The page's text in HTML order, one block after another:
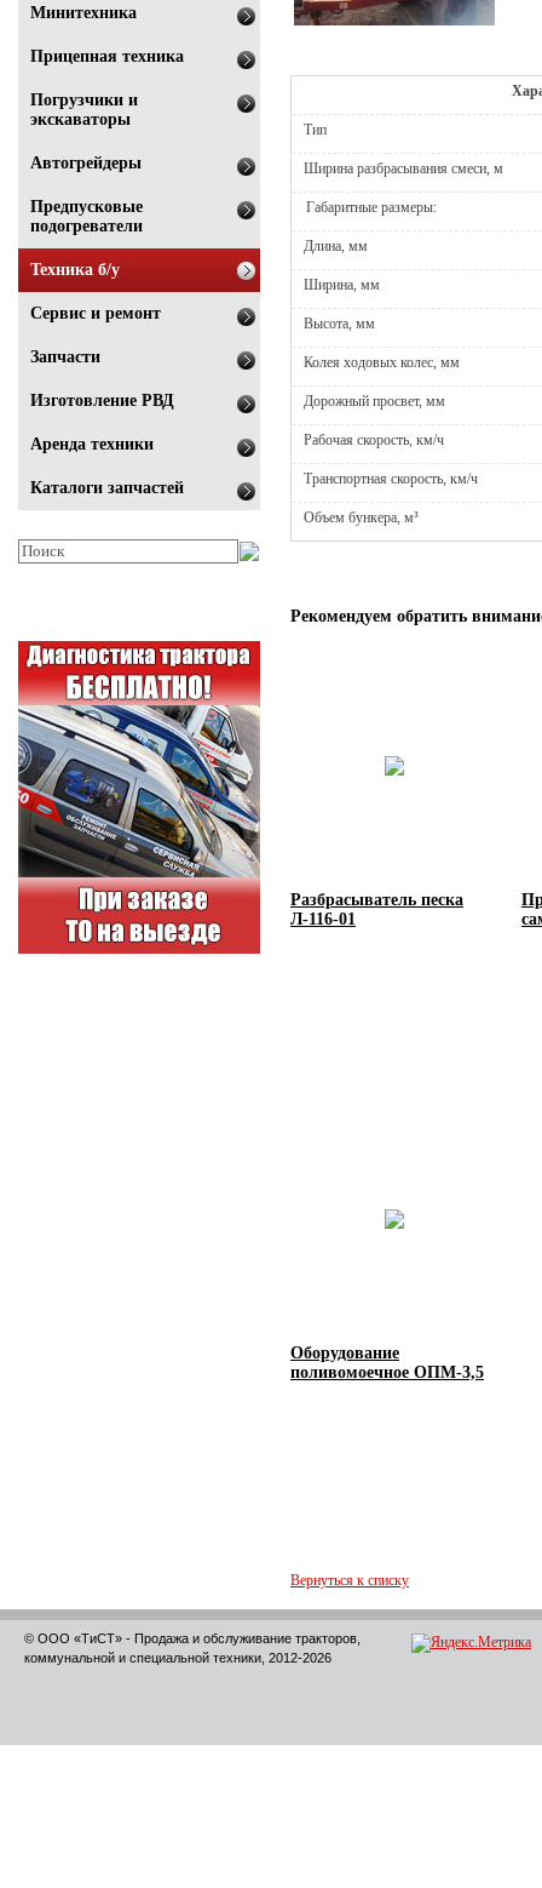
Х
Тип
Ширина разбрасывания смеси, м
Габаритные размеры:
Длина, мм
Ширина, мм
Высота, мм
Колея ходовых колес, мм
Дорожный просвет, мм
Рабочая скорость, км/ч
Транспортная скорость, км/ч
Объем бункера, м³
Рекомендуем обратить
Разбрасыватель песка
Л-116-01
Оборудование
поливомоечное ОПМ-3,5
Вернуться к списку
Минитехника
Прицепная техника
Погрузчики и
экскаваторы
Автогрейдеры
Предпусковые
подогреватели
Техника б/у
Сервис и ремонт
Запчасти
Изготовление РВД
Аренда техники
Каталоги запчастей
© ООО «ТиСТ» - Продажа и обслуживание тракторов,
коммунальной и специальной техники, 2012-2026